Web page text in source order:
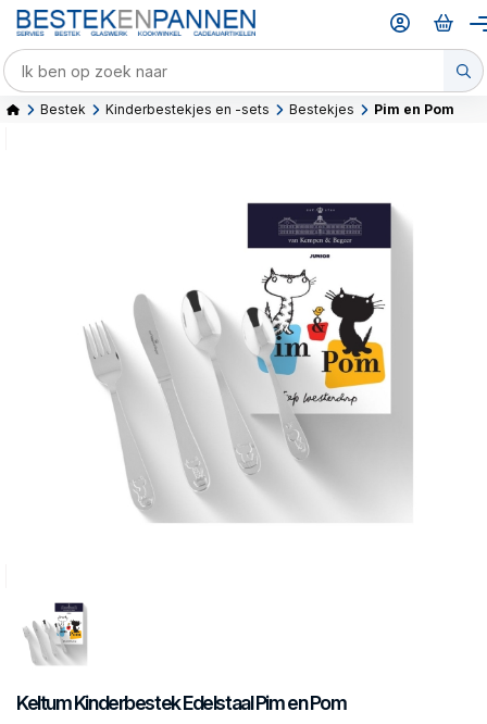
Bestek Kinderbestekjes en -sets Bestekjes Pim en Pom
KeltumKinderbestek EdelstaalPim en Pom